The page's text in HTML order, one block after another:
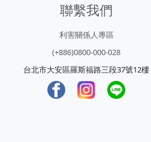
聯繫我們
利害關係人專區
(+886)0800-000-028
台北市大安區羅斯福路三段37號12樓